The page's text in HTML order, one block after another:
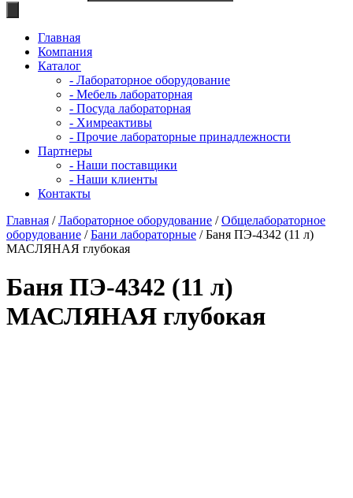
Главная
Компания
Каталог
- Лабораторное оборудование
- Мебель лабораторная
- Посуда лабораторная
- Химреактивы
- Прочие лабораторные принадлежности
Партнеры
- Наши поставщики
- Наши клиенты
Контакты
Главная /Лабораторное оборудование /Общелабораторное
оборудование /Бани лабораторные / Баня ПЭ-4342 (11 л)
МАСЛЯНАЯ глубокая
Баня ПЭ-4342 (11 л)
МАСЛЯНАЯ глубокая